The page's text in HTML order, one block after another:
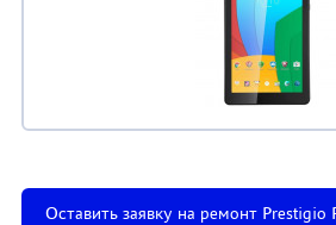
Оставить заявку на ремонт Prestigio